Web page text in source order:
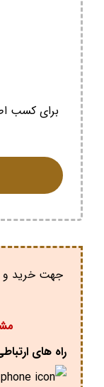
برای کسب
جهت خرید و
راه های